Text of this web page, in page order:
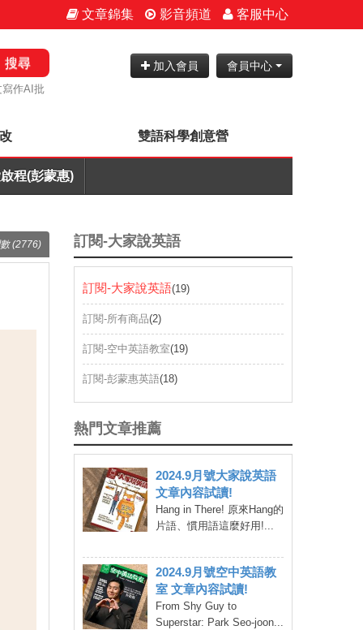
文章錦集 影音頻道 客服中心
搜尋
寫作AI批
加入會員 會員中心
雙語科學創意營
程(彭蒙惠)
(2776) 訂閱-大家說英語
訂閱-大家說英語(19)
訂閱-所有商品(2)
訂閱-空中英語教室(19)
訂閱-彭蒙惠英語(18)
熱門文章推薦
2024.9月號大家說英語
文章內容試讀!
Hang in There! 原來Hang的
片語、慣用語這麼好用!...
2024.9月號空中英語教
室 文章內容試讀!
From Shy Guy to
Superstar: Park Seo-joon...